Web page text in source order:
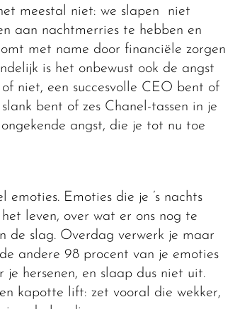
meestal niet: we slapen niet
aan nachtmerries te hebben en
met name door financiële zorgen
is het onbewust ook de angst
niet, een succesvolle CEO bent of
bent of zes Chanel-tassen in je
angst, die je tot nu toe
Emoties die je ’s nachts
leven, over wat er ons nog te
de slag. Overdag verwerk je maar
andere 98 procent van je emoties
hersenen, en slaap dus niet uit.
kapotte lift: zet vooral die wekker,